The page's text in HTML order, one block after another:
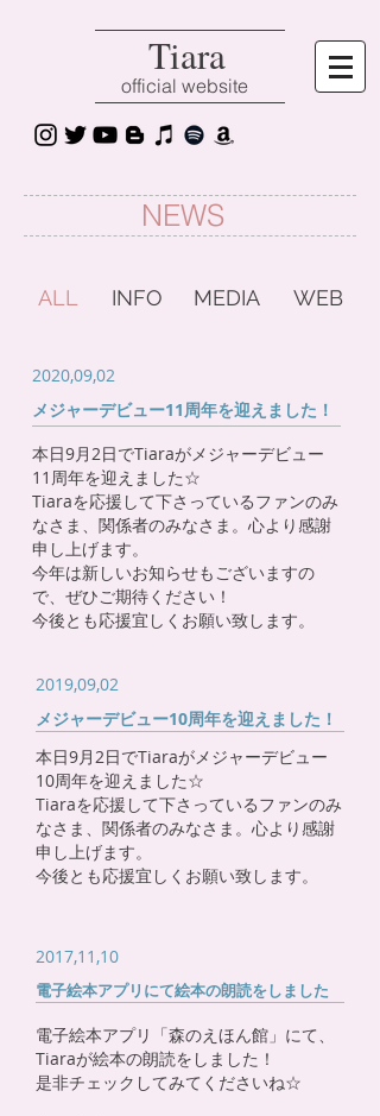
Tiara
official website
NEWS
ALL INFO MEDIA WEB
2020,09,02
メジャーデビュー11周年を迎えました！
本日9月2日でTiaraがメジャーデビュー
11周年を迎えました☆
Tiaraを応援して下さっているファンのみ
なさま、関係者のみなさま。心より感謝
申し上げます。
今年は新しいお知らせもございますの
で、ぜひご期待ください！
今後とも応援宜しくお願い致します。
2019,09,02
メジャーデビュー10周年を迎えました！
本日9月2日でTiaraがメジャーデビュー
10周年を迎えました☆
Tiaraを応援して下さっているファンのみ
なさま、関係者のみなさま。心より感謝
申し上げます。
今後とも応援宜しくお願い致します。
2017,11,10
電子絵本アプリにて絵本の朗読をしました
電子絵本アプリ「森のえほん館」にて、
Tiaraが絵本の朗読をしました！
是非チェックしてみてくださいね☆